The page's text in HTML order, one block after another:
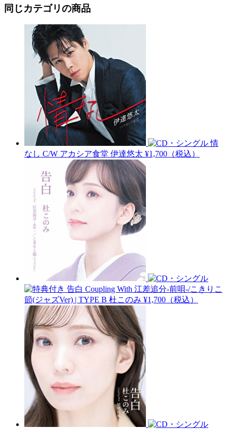
同じカテゴリの商品
情
なし C/W アカシア食堂 伊達悠太 ¥1,700（税込）
告白 Coupling With 江差追分-前唄-/こきりこ
節(ジャズVer) | TYPE B 杜このみ ¥1,700（税込）